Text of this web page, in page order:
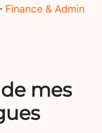
Finance & Admin
mes